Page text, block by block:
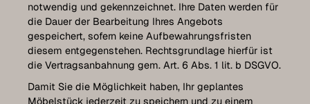
notwendig und gekennzeichnet. Ihre Daten werden für
die Dauer der Bearbeitung Ihres Angebots
gespeichert, sofern keine Aufbewahrungsfristen
diesem entgegenstehen. Rechtsgrundlage hierfür ist
die Vertragsanbahnung gem. Art. 6 Abs. 1 lit. b DSGVO.
Damit Sie die Möglichkeit haben, Ihr geplantes
Möbelstück jederzeit zu speichern und zu einem